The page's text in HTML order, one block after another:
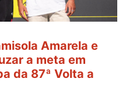
Amarela e
a meta em
da 87ª Volta a